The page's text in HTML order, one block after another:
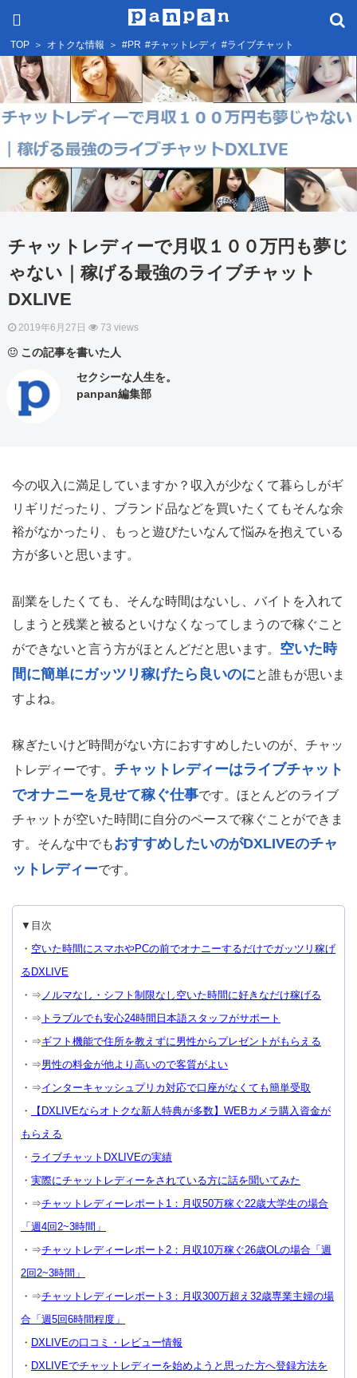
TOP ＞ オトクな情報 ＞ #PR #チャットレディ #ライブチャット
チャットレディーで月収１００万円も夢じ
ゃない｜稼げる最強のライブチャット
DXLIVE
2019年6月27日 73 views
この記事を書いた人
セクシーな人生を。
panpan編集部
今の収入に満足していますか？収入が少なくて暮らしがギ
リギリだったり、ブランド品などを買いたくてもそんな余
裕がなかったり、もっと遊びたいなんて悩みを抱えている
方が多いと思います。
副業をしたくても、そんな時間はないし、バイトを入れて
しまうと残業と被るといけなくなってしまうので稼ぐこと
ができないと言う方がほとんどだと思います。 空いた時
間に簡単にガッツリ稼げたら良いのにと誰もが思いま
すよね。
稼ぎたいけど時間がない方におすすめしたいのが、チャッ
トレディーです。 チャットレディーはライブチャット
でオナニーを見せて稼ぐ仕事です。ほとんどのライブ
チャットが空いた時間に自分のペースで稼ぐことができま
す。そんな中でもおすすめしたいのがDXLIVEのチャ
ットレディーです。
▼目次
・ 空いた時間にスマホやPCの前でオナニーするだけでガッツリ稼げ
るDXLIVE
・⇒ ノルマなし・シフト制限なし空いた時間に好きなだけ稼げる
・⇒ トラブルでも安心24時間日本語スタッフがサポート
・⇒ギフト機能で住所を教えずに男性からプレゼントがもらえる
・⇒男性の料金が他より高いので客質がよい
・⇒インターキャッシュプリカ対応で口座がなくても簡単受取
・
【DXLIVEならオトクな新人特典が多数】WEBカメラ購入資金が
もらえる
・ ライブチャットDXLIVEの実績
・ 実際にチャットレディーをされている方に話を聞いてみた
・⇒チャットレディーレポート1：月収50万稼ぐ22歳大学生の場合
「週4回2~3時間」
・⇒チャットレディーレポート2：月収10万稼ぐ26歳OLの場合「週
2回2~3時間」
・⇒チャットレディーレポート3：月収300万超え32歳専業主婦の場
合「週5回6時間程度」
・ DXLIVEの口コミ・レビュー情報
・ DXLIVEでチャットレディーを始めようと思った方へ登録方法を